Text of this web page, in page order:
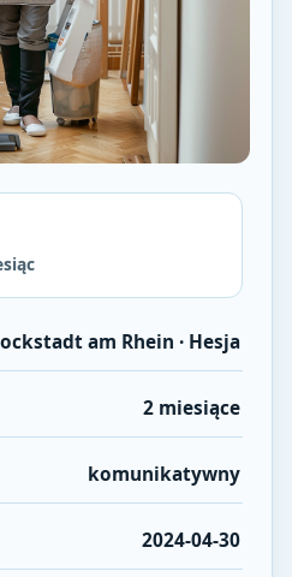
am Rhein · Hesja
2 miesiące
komunikatywny
2024-04-30